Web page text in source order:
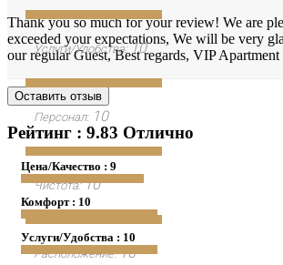
Услуги/Удобства:10
Персонал: 10
Чистота:10
Расположение:10
Thank you so much for your review! We are
exceeded your expectations, We will be very
our regular Guest, Best regards, VIP Apartment
Оставить отзыв
Рейтинг : 9.83 Отлично
Цена/Качество : 9
Комфорт : 10
Услуги/Удобства : 10